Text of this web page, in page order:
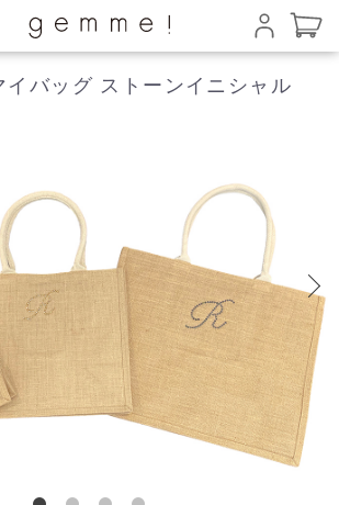
イバッグ ストーンイニシャル